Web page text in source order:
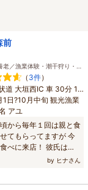
前
（ 3件）
(1)東海環状道 大垣西IC 車 30分 18km
月中旬 観光漁業
介名 アユ
から毎年１回は親と食
てもらってますが 今
べに来店！ 彼氏は鮎
か食べたことがない人だ
by ヒナさん